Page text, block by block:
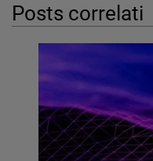
Posts correlati